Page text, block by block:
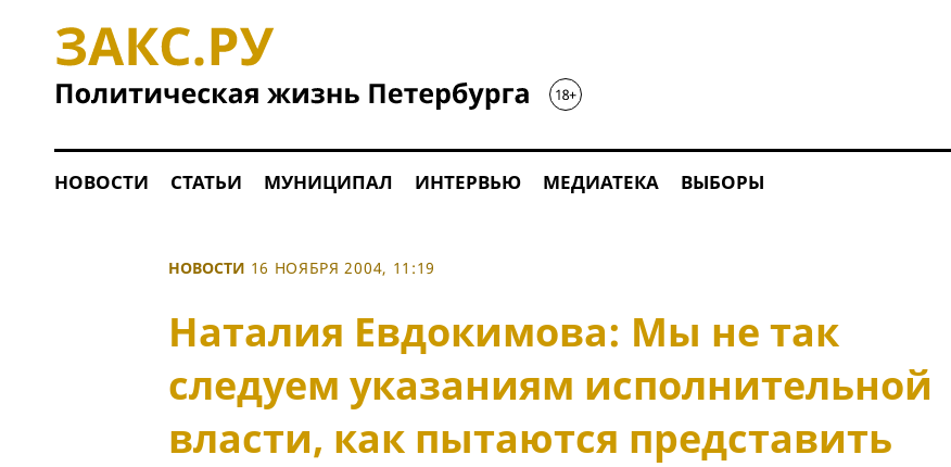
НОВОСТИ СТАТЬИ МУНИЦИПАЛ ИНТЕРВЬЮ МЕДИАТЕКА ВЫБОРЫ
НОВОСТИ 16 НОЯБРЯ 2004, 11:19
Наталия Евдокимова: Мы не так
следуем указаниям исполнительной
власти, как пытаются представить